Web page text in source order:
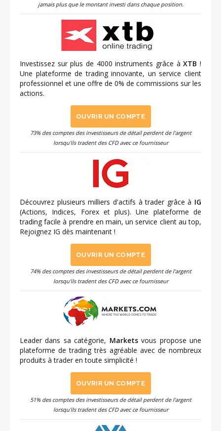
jamais plus que le montant investi dans chaque position.
Investissez sur plus de 4000 instruments grâce àXTB !
Une plateforme de trading innovante, un service client
professionnel et une offre de 0% de commissions sur les
actions.
OUVRIR UN COMPTE
73% des comptes des investisseurs de détail perdent de l'argent
lorsqu'ils tradent des CFD avec ce fournisseur
Découvrez plusieurs milliers d'actifs à trader grâce à IG
(Actions, Indices, Forex et plus). Une plateforme de
trading facile à prendre en main, un service client au top,
Rejoignez IG dès maintenant !
OUVRIR UN COMPTE
74% des comptes des investisseurs de détail perdent de l'argent
lorsqu'ils tradent des CFD avec ce fournisseur
Leader dans sa catégorie, Marketsvous propose une
plateforme de trading très agréable avec de nombreux
produits à trader en toute simplicité !
OUVRIR UN COMPTE
51% des comptes des investisseurs de détail perdent de l'argent
lorsqu'ils tradent des CFD avec ce fournisseur